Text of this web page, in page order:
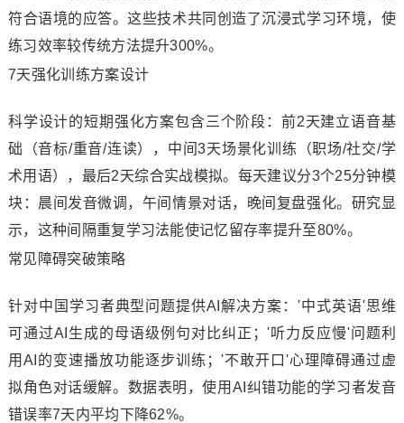
符合语境的应答。这些技术共同创造了沉浸式学习环境，使
练习效率较传统方法提升300%。
7天强化训练方案设计
科学设计的短期强化方案包含三个阶段：前2天建立语音基
础（音标/重音/连读），中间3天场景化训练（职场/社交/学
术用语），最后2天综合实战模拟。每天建议分3个25分钟模
块：晨间发音微调，午间情景对话，晚间复盘强化。研究显
示，这种间隔重复学习法能使记忆留存率提升至80%。
常见障碍突破策略
针对中国学习者典型问题提供AI解决方案：'中式英语'思维
可通过AI生成的母语级例句对比纠正；'听力反应慢'问题利
用AI的变速播放功能逐步训练；'不敢开口'心理障碍通过虚
拟角色对话缓解。数据表明，使用AI纠错功能的学习者发音
错误率7天内平均下降62%。